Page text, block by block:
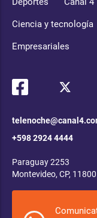
Ciencia y tecnología
Empresariales
+598 2924 4444
Paraguay 2253
Montevideo, CP, 11800